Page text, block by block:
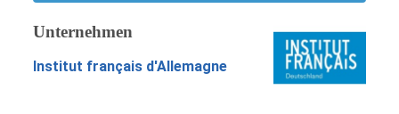
Unternehmen
Institut français d'Allemagne